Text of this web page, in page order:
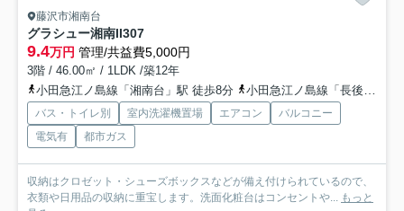
藤沢市湘南台
グラシュー湘南II307
9.4万円 管理/共益費5,000円
3階 / 46.00㎡ / 1LDK /築12年
小田急江ノ島線「湘南台」駅 徒歩8分
小田急江ノ島線「長後」駅 徒歩19分
バス・トイレ別 室内洗濯機置場 エアコン
バルコニー
電気有
都市ガス
収納はクロゼット・シューズボックスなどが備え付けられているので、
衣類や日用品の収納に重宝します。洗面化粧台はコンセントや... もっと